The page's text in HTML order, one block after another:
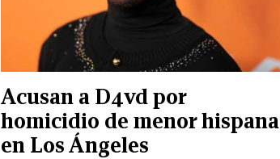
Acusan a D4vd por
homicidio de menor hispana
en Los Ángeles